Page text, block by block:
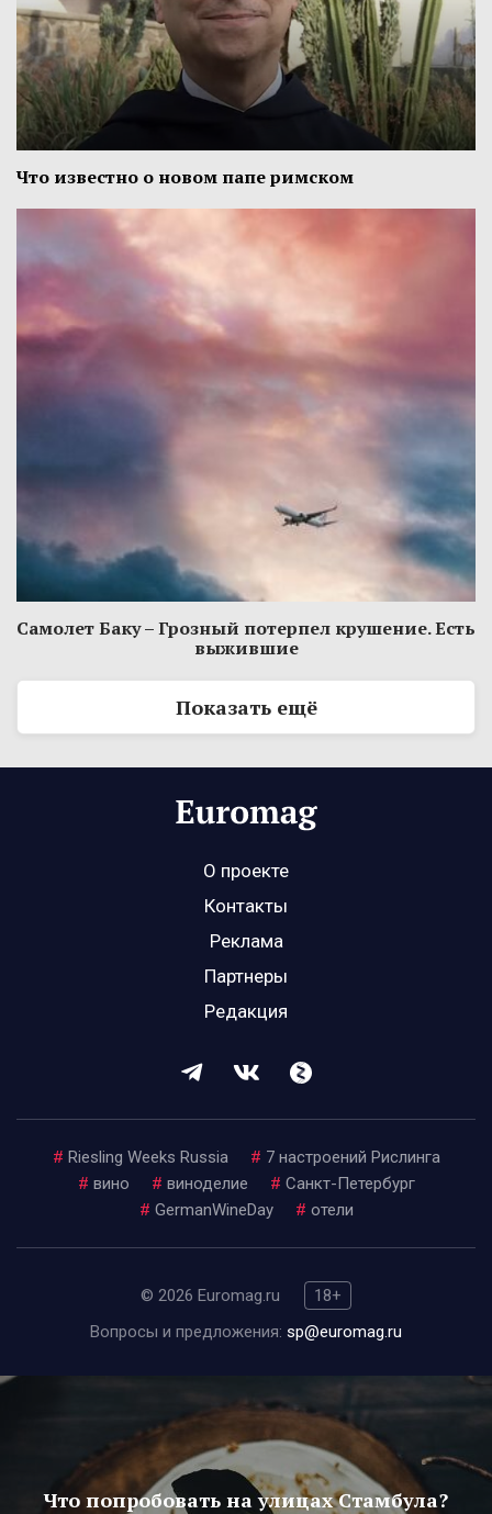
Что известно о новом папе римском
Самолет Баку – Грозный потерпел крушение. Есть
выжившие
Показать ещё
О проекте
Контакты
Реклама
Партнеры
Редакция
# Riesling Weeks Russia # 7 настроений Рислинга
# вино # виноделие # Санкт-Петербург
# GermanWineDay # отели
© 2026 Euromag.ru
18+
Вопросы и предложения: sp@euromag.ru
Что попробовать на улицах Стамбула?